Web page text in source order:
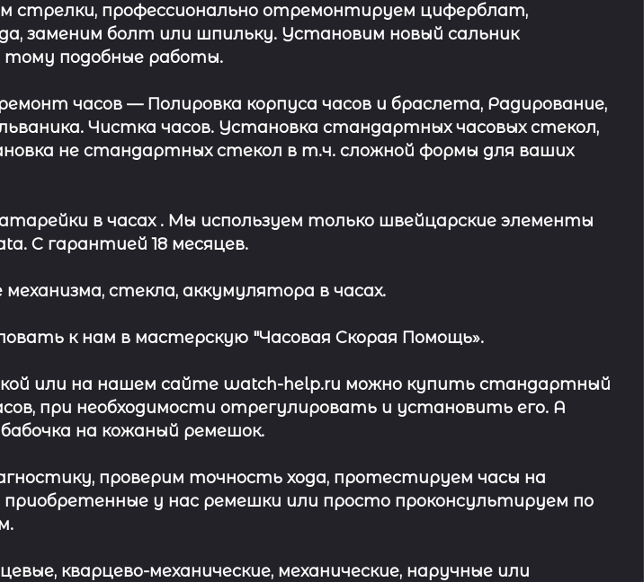
стрелки, профессионально отремонтируем циферблат,
заменим болт или шпильку. Установим новый сальник
подобные работы.
часов— Полировка корпуса часов и браслета, Радирование,
Чистка часов. Установка стандартных часовых стекол,
не стандартных стекол в т.ч. сложной формы для ваших
в часах . Мы используем только швейцарские элементы
С гарантией 18 месяцев.
стекла, аккумулятора в часах.
к нам в мастерскую "Часовая Скорая Помощь».
или на нашем сайте watch-help.ru можно купить стандартный
при необходимости отрегулировать и установить его. А
бабочка на кожаный ремешок.
проверим точность хода, протестируем часы на
у нас ремешки или просто проконсультируем по
кварцево-механические, механические, наручные или